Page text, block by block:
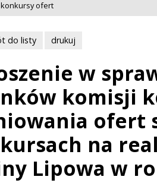
ofert
do listy drukuj
w
komisji
ofert
na
Lipowa w